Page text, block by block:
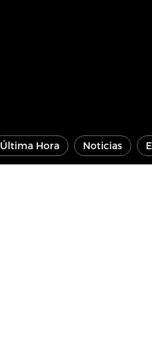
Última Hora Noticias